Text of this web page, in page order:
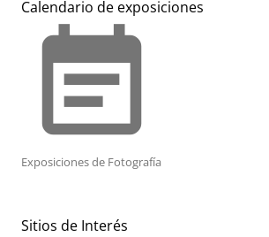
Calendario de exposiciones
event_note
Exposiciones de Fotografía
Sitios de Interés